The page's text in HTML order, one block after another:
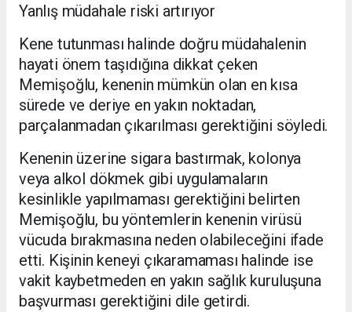
Yanlış müdahale riski artırıyor
Kene tutunması halinde doğru müdahalenin
hayati önem taşıdığına dikkat çeken
Memişoğlu, kenenin mümkün olan en kısa
sürede ve deriye en yakın noktadan,
parçalanmadan çıkarılması gerektiğini söyledi.
Kenenin üzerine sigara bastırmak, kolonya
veya alkol dökmek gibi uygulamaların
kesinlikle yapılmaması gerektiğini belirten
Memişoğlu, bu yöntemlerin kenenin virüsü
vücuda bırakmasına neden olabileceğini ifade
etti. Kişinin keneyi çıkaramaması halinde ise
vakit kaybetmeden en yakın sağlık kuruluşuna
başvurması gerektiğini dile getirdi.